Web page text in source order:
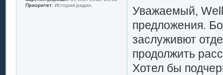
Уважаемый,
предложения.
заслуживют
продолжить
Хотел бы
Приоритет: История радио.